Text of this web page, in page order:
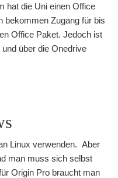
hat die Uni einen Office
bekommen Zugang für bis
Office Paket. Jedoch ist
über die Onedrive
Linux verwenden. Aber
man muss sich selbst
Origin Pro braucht man